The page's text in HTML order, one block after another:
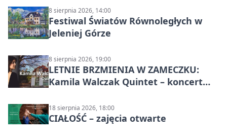
8 sierpnia 2026, 14:00
Festiwal Światów Równoległych w
Jeleniej Górze
8 sierpnia 2026, 19:00
LETNIE BRZMIENIA W ZAMECZKU:
Kamila Walczak Quintet – koncert
18 sierpnia 2026, 18:00
CIAŁOŚĆ – zajęcia otwarte